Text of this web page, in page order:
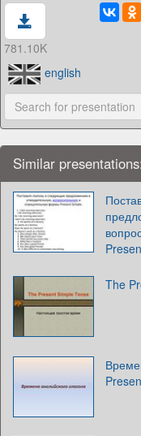
781.10K
english
Similar
The